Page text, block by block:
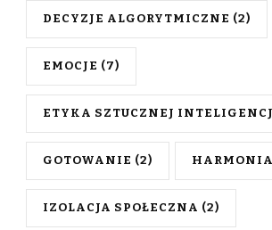
DECYZJE ALGORYTMICZNE (2)
EMOCJE (7)
ETYKA SZTUCZNEJ
GOTOWANIE (2) HARMONIA
IZOLACJA SPOŁECZNA (2)